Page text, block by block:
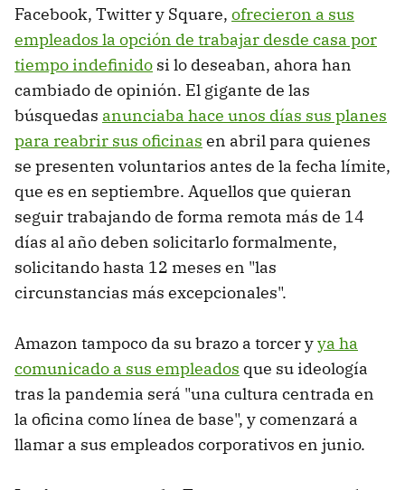
Facebook, Twitter y Square, ofrecieron a sus
empleados la opción de trabajar desde casa por
tiempo indefinido si lo deseaban, ahora han
cambiado de opinión. El gigante de las
búsquedas anunciaba hace unos días sus planes
para reabrir sus oficinas en abril para quienes
se presenten voluntarios antes de la fecha límite,
que es en septiembre. Aquellos que quieran
seguir trabajando de forma remota más de 14
días al año deben solicitarlo formalmente,
solicitando hasta 12 meses en "las
circunstancias más excepcionales".
Amazon tampoco da su brazo a torcer yya ha
comunicado a sus empleados que su ideología
tras la pandemia será "una cultura centrada en
la oficina como línea de base", y comenzará a
llamar a sus empleados corporativos en junio.